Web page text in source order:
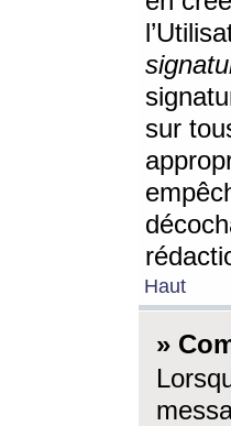
sur
Haut
»